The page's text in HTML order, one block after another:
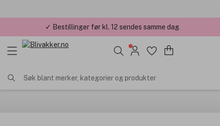
✓ Bestillinger før kl. 12 sendes samme dag
Søk blant merker, kategorier og produkter